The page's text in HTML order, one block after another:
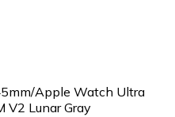
Apple Watch Ultra
V2 Lunar Gray